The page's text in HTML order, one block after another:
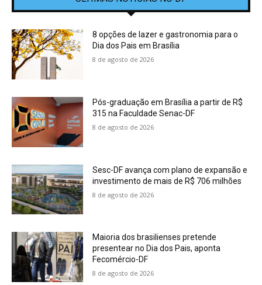
8 opções de lazer e gastronomia para o
Dia dos Pais em Brasília
8 de agosto de 2026
Pós-graduação em Brasília a partir de R$
315 na Faculdade Senac-DF
8 de agosto de 2026
Sesc-DF avança com plano de expansão e
investimento de mais de R$ 706 milhões
8 de agosto de 2026
Maioria dos brasilienses pretende
presentear no Dia dos Pais, aponta
Fecomércio-DF
8 de agosto de 2026